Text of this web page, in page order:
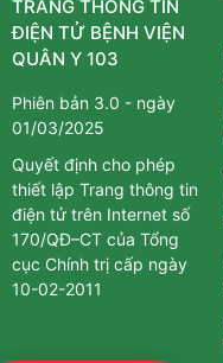
TRANG THÔNG TIN
ĐIỆN TỬ BỆNH VIỆN
QUÂN Y 103
Phiên bản 3.0 - ngày
01/03/2025
Quyết định cho phép
thiết lập Trang thông tin
điện tử trên Internet số
170/QĐ–CT của Tổng
cục Chính trị cấp ngày
10-02-2011